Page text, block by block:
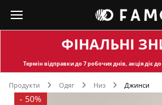
ФІНАЛЬНІ
Термін відправкидо 7 робочих днів, акція діє
Продукти Одяг Низ Джинси
- 50%